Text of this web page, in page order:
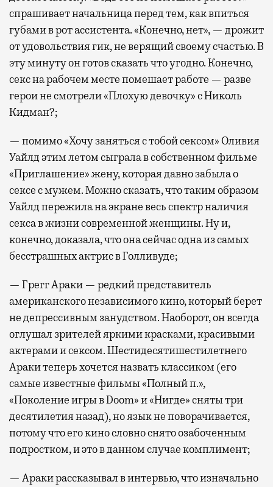
спрашивает начальница перед тем, как впиться
губами в рот ассистента. «Конечно, нет», — дрожит
от удовольствия гик, не верящий своему счастью. В
эту минуту он готов сказать что угодно. Конечно,
секс на рабочем месте помешает работе — разве
герои не смотрели «Плохую девочку» с Николь
Кидман?;
— помимо «Хочу заняться с тобой сексом» Оливия
Уайлд этим летом сыграла в собственном фильме
«Приглашение» жену, которая давно забыла о
сексе с мужем. Можно сказать, что таким образом
Уайлд пережила на экране весь спектр наличия
секса в жизни современной женщины. Ну и,
конечно, доказала, что она сейчас одна из самых
бесстрашных актрис в Голливуде;
— Грегг Араки — редкий представитель
американского независимого кино, который берет
не депрессивным занудством. Наоборот, он всегда
оглушал зрителей яркими красками, красивыми
актерами и сексом. Шестидесятишестилетнего
Араки теперь хочется назвать классиком (его
самые известные фильмы «Полный п.»,
«Поколение игры в Doom» и «Нигде» сняты три
десятилетия назад), но язык не поворачивается,
потому что его кино словно снято озабоченным
подростком, и это в данном случае комплимент;
— Араки рассказывал в интервью, что изначально